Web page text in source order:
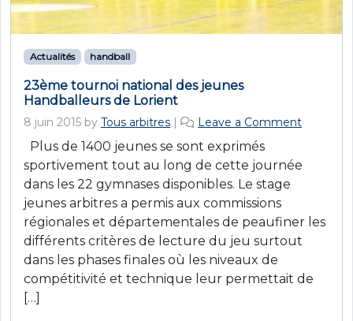
Actualités handball
23ème tournoi national des jeunes
Handballeurs de Lorient
8 juin 2015 by Tous arbitres | Leave a Comment
Plus de 1400 jeunes se sont exprimés
sportivement tout au long de cette journée
dans les 22 gymnases disponibles. Le stage
jeunes arbitres a permis aux commissions
régionales et départementales de peaufiner les
différents critères de lecture du jeu surtout
dans les phases finales où les niveaux de
compétitivité et technique leur permettait de
[…]